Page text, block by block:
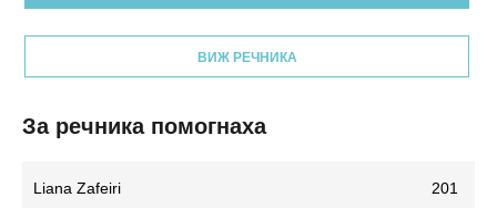
ВИЖ РЕЧНИКА
За речника помогнаха
Liana Zafeiri 201